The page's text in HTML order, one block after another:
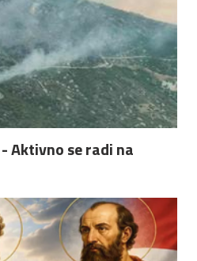
Aktivno se radi na